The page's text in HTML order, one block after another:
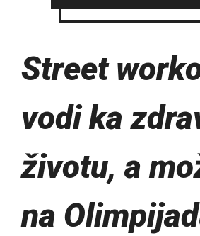
Street
vodi ka
životu, a
na